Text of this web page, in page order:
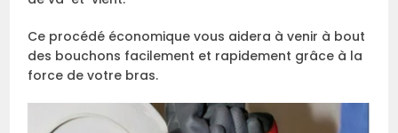
Ce procédé économique vous aidera à venir à bout
des bouchons facilement et rapidement grâce à la
force de votre bras.